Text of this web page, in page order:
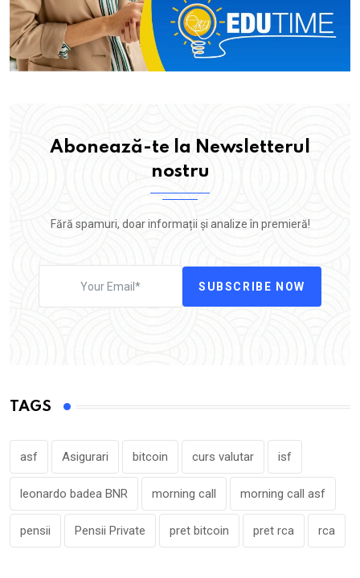
Abonează-te la Newsletterul
nostru
Fără spamuri, doar informații și analize în premieră!
SUBSCRIBE NOW
TAGS
asf Asigurari bitcoin curs valutar isf
leonardo badea BNR morning call morning call asf
pensii Pensii Private pret bitcoin pret rca rca